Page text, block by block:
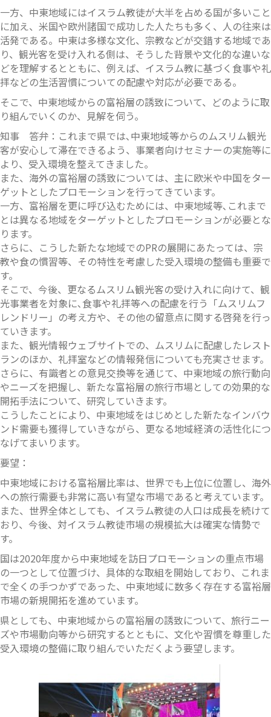
一方、中東地域にはイスラム教徒が大半を占める国が多いこと
に加え、米国や欧州諸国で成功した人たちも多く、人の往来は
活発である。中東は多様な文化、宗教などが交錯する地域であ
り、観光客を受け入れる側は、そうした背景や文化的な違いな
どを理解するとともに、例えば、イスラム教に基づく食事や礼
拝などの生活習慣についての配慮や対応が必要である。
そこで、中東地域からの富裕層の誘致について、どのように取
り組んでいくのか、見解を伺う。
知事 答弁：これまで県では､中東地域等からのムスリム観光
客が安心して滞在できるよう、事業者向けセミナーの実施等に
より、受入環境を整えてきました。
また、海外の富裕層の誘致については、主に欧米や中国をター
ゲットとしたプロモーションを行ってきています。
一方、富裕層を更に呼び込むためには、中東地域等､これまで
とは異なる地域をターゲットとしたプロモーションが必要とな
ります。
さらに、こうした新たな地域でのPRの展開にあたっては、宗
教や食の慣習等、その特性を考慮した受入環境の整備も重要で
す。
そこで、今後、更なるムスリム観光客の受け入れに向けて、観
光事業者を対象に､食事や礼拝等への配慮を行う「ムスリムフ
レンドリー」の考え方や、その他の留意点に関する啓発を行っ
ていきます。
また、観光情報ウェブサイトでの、ムスリムに配慮したレスト
ランのほか、礼拝室などの情報発信についても充実させます。
さらに、有識者との意見交換等を通じて、中東地域の旅行動向
やニーズを把握し、新たな富裕層の旅行市場としての効果的な
開拓手法について、研究していきます。
こうしたことにより、中東地域をはじめとした新たなインバウ
ンド需要も獲得していきながら、更なる地域経済の活性化につ
なげてまいります。
要望：
中東地域における富裕層比率は、世界でも上位に位置し、海外
への旅行需要も非常に高い有望な市場であると考えています。
また、世界全体としても、イスラム教徒の人口は成長を続けて
おり、今後、対イスラム教徒市場の規模拡大は確実な情勢で
す。
国は2020年度から中東地域を訪日プロモーションの重点市場
の一つとして位置づけ、具体的な取組を開始しており、これま
で全くの手つかずであった、中東地域に数多く存在する富裕層
市場の新規開拓を進めています。
県としても、中東地域からの富裕層の誘致について、旅行ニー
ズや市場動向等から研究するとともに、文化や習慣を尊重した
受入環境の整備に取り組んでいただくよう要望します。